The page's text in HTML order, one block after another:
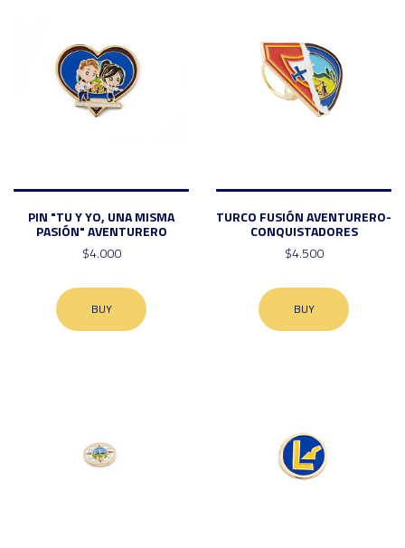
PIN "TU Y YO, UNA MISMA
PASIÓN" AVENTURERO
$4.000
BUY
TURCO FUSIÓN AVENTURERO-
CONQUISTADORES
$4.500
BUY